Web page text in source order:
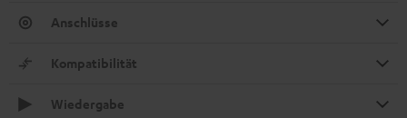
Anschlüsse
Kompatibilität
Wiedergabe